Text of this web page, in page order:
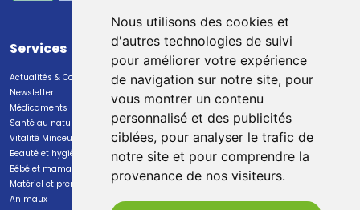
Nous utilisons des cookies et
d'autres technologies de suivi
pour améliorer votre expérience
de navigation sur notre site, pour
vous montrer un contenu
personnalisé et des publicités
ciblées, pour analyser le trafic de
notre site et pour comprendre la
provenance de nos visiteurs.
Services
Actualités & Conseils
Newsletter
Médicaments
Santé au naturel
Vitalité Minceur Nutrition
Beauté et hygiène
Bébé et maman
Matériel et premiers soins
Animaux
Paiement
Paiement sécurisé
Livraison